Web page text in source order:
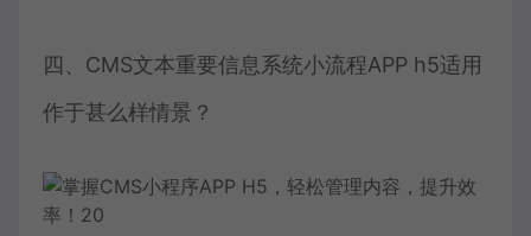
四、CMS文本重要信息系统小流程APP h5适用
作于甚么样情景？